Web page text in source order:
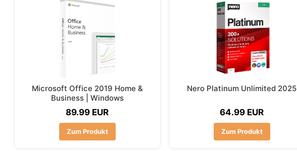
Microsoft Office 2019 Home &
Business | Windows
89.99 EUR
Zum Produkt
Nero Platinum Unlimited 2025
64.99 EUR
Zum Produkt